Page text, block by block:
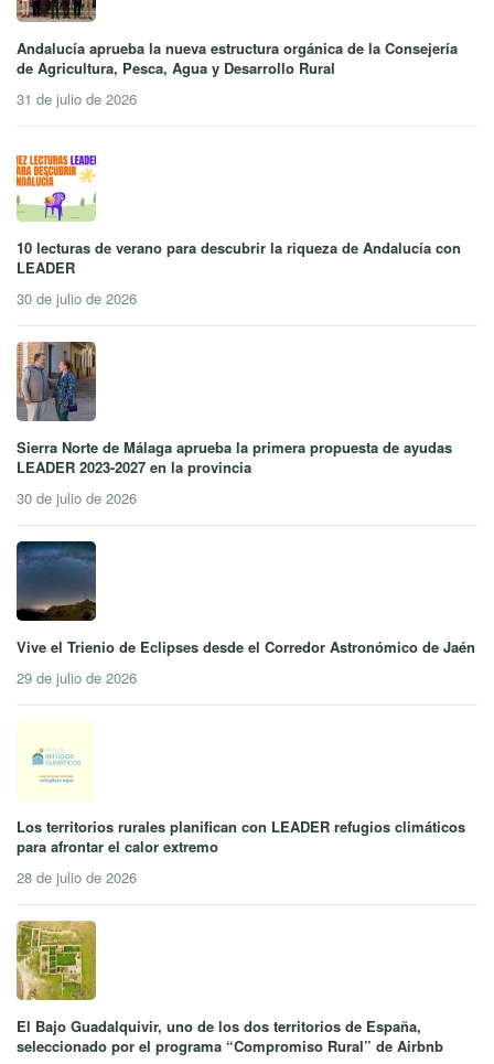
Andalucía aprueba la nueva estructura orgánica de la Consejería
de Agricultura, Pesca, Agua y Desarrollo Rural
31 de julio de 2026
10 lecturas de verano para descubrir la riqueza de Andalucía con
LEADER
30 de julio de 2026
Sierra Norte de Málaga aprueba la primera propuesta de ayudas
LEADER 2023-2027 en la provincia
30 de julio de 2026
Vive el Trienio de Eclipses desde el Corredor Astronómico de Jaén
29 de julio de 2026
Los territorios rurales planifican con LEADER refugios climáticos
para afrontar el calor extremo
28 de julio de 2026
El Bajo Guadalquivir, uno de los dos territorios de España,
seleccionado por el programa “Compromiso Rural” de Airbnb